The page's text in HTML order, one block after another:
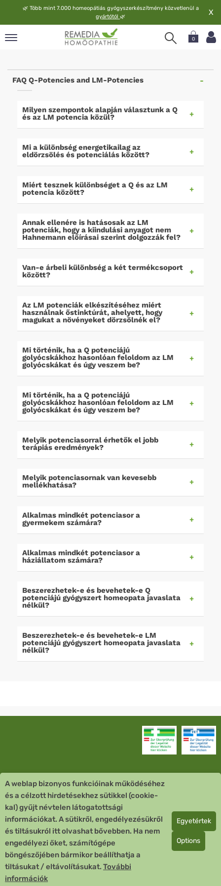
🌿 Több mint 7.000 homeopátiás gyógyszerkészítmény közvetlenül a
gyártótól 🌿 X
0
FAQ Q-Potencies and LM-Potencies
Milyen szempontok alapján választunk a Q
és az LM potencia közül?
Mi a különbség energetikailag az
eldörzsölés és potenciálás között?
Miért tesznek különbséget a Q és az LM
potencia között?
Annak ellenére is hatásosak az LM
potenciák, hogy a kiindulási anyagot nem
Hahnemann előírásai szerint dolgozzák fel?
Van-e árbeli különbség a két termékcsoport
között?
Az LM potenciák elkészítéséhez miért
használnak őstinktúrát, ahelyett, hogy
magukat a növényeket dörzsölnék el?
Mi történik, ha a Q potenciájú
golyócskákhoz hasonlóan feloldom az LM
golyócskákat és úgy veszem be?
Mi történik, ha a Q potenciájú
golyócskákhoz hasonlóan feloldom az LM
golyócskákat és úgy veszem be?
Melyik potenciasorral érhetők el jobb
terápiás eredmények?
Melyik potenciasornak van kevesebb
mellékhatása?
Alkalmas mindkét potenciasor a
gyermekem számára?
Alkalmas mindkét potenciasor a
háziállatom számára?
Beszerezhetek-e és bevehetek-e Q
potenciájú gyógyszert homeopata javaslata
nélkül?
Beszerezhetek-e és bevehetek-e LM
potenciájú gyógyszert homeopata javaslata
nélkül?
Vevőszolgálat
Quick Links
Fizetési mód
Copyright © 2026 Team Santé Salvator Apotheke
Remedia Homöopathie GmbH GMP zertifizierter Arzneihersteller
A weblap bizonyos funkcióinak működéséhez
és a célzott hirdetésekhez sütikkel (cookie-
kal) gyűjt névtelen látogatottsági
információkat. A sütikről, engedélyezésükről
és tiltásukról itt olvashat bővebben. Ha nem
engedélyezi őket, számítógépe
böngészőjében bármikor beállíthatja a
tiltásukat / eltávolításukat. További
információk
Egyetértek
Options